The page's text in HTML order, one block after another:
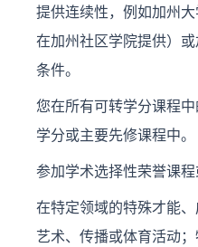
提供连续性，例如加州
在加州社区学院提供）
条件。
您在所有可转学分课程
学分或主要先修课程中。
参加学术选择性荣誉课程
在特定领域的特殊才能
艺术、传播或体育活动